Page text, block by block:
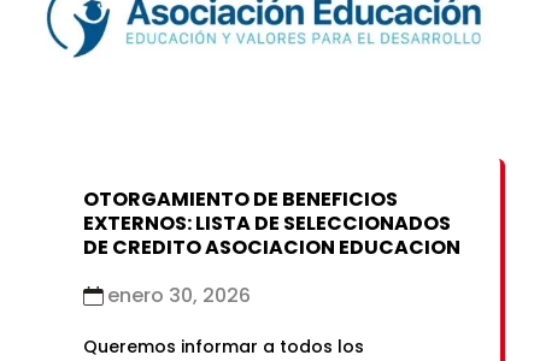
OTORGAMIENTO DE BENEFICIOS
EXTERNOS: LISTA DE SELECCIONADOS
DE CREDITO ASOCIACION EDUCACION
enero 30, 2026
Queremos informar a todos los